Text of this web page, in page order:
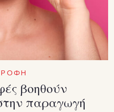
βοηθούν
παραγωγή